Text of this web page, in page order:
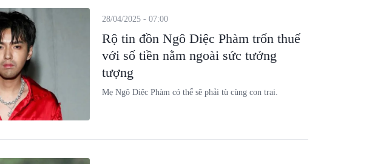
Rộ tin đồn Ngô Diệc Phàm trốn thuế
với số tiền nằm ngoài sức tưởng
tượng
28/04/2025 - 07:00
Mẹ Ngô Diệc Phàm có thể sẽ phải tù cùng con trai.